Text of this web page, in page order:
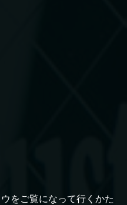
をご覧になって行くかた